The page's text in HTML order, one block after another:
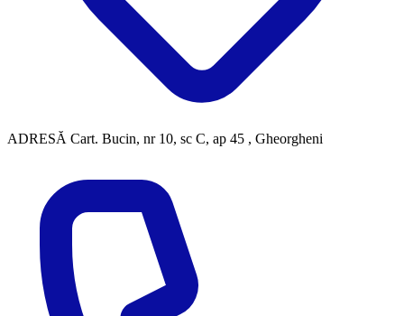
ADRESĂ Cart. Bucin, nr 10, sc C, ap 45 , Gheorgheni